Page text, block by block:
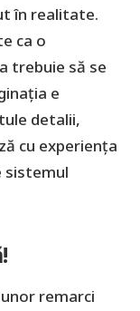
în realitate.
ca o
trebuie să se
e
detalii,
cu experiența
sistemul
remarci